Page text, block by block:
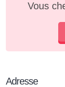
Vous
Adresse